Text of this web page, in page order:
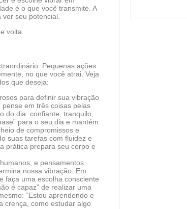
é o que você transmite. A
seu potencial.
volta.
Pequenas ações
no que você atrai. Veja
que deseja:
para definir sua vibração
em três coisas pelas
do dia: confiante, tranquilo,
para o seu dia e mantém
de compromissos e
suas tarefas com fluidez e
prática prepara seu corpo e
e pensamentos
nossa vibração. Em
faça uma escolha consciente
é capaz” de realizar uma
“Estou aprendendo e
crença, como estudar algo